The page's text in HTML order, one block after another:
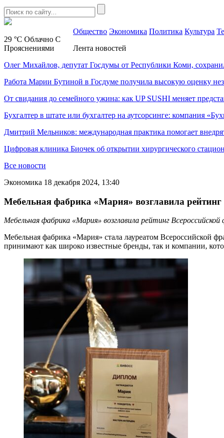
29 °C Облачно С
Прояснениями
Общество Экономика Политика Культура
Лента новостей
Олег Михайлов, депутат Госдумы от Республики Коми,
Работа Марии Бутиной в Госдуме получила высокую оценку
От свидания до семейного ужина: как UP SUSHI меняет
Бухгалтер в штате или бухгалтер на аутсорсинге: компания
Дмитрий Мельников: международная практика помогает
Цифровая клиника Биочек об открытии хирургического
Все новости
Экономика 18 декабря 2024, 13:40
Мебельная фабрика «Мария» возглавила рейтинг
Мебельная фабрика «Мария» возглавила рейтинг
Мебельная фабрика «Мария» стала лауреатом
принимают как широко известные бренды, так и компании,